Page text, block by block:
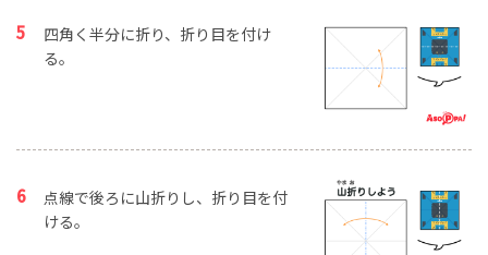
四角く半分に折り、折り目を付け
る。
点線で後ろに山折りし、折り目を付
ける。